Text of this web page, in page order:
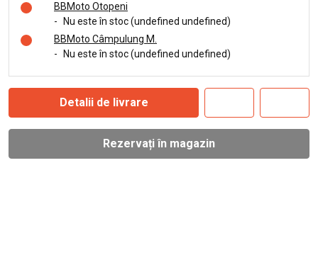
BBMoto Otopeni
-
Nu este în stoc (undefined undefined)
BBMoto Câmpulung M.
-
Nu este în stoc (undefined undefined)
Detalii de livrare
Rezervați în magazin